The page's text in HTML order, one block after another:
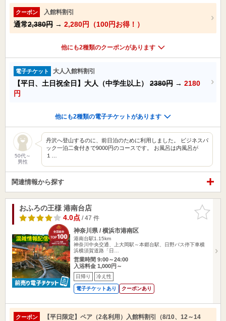
クーポン 入館料割引
通常2,380円 → 2,280円（100円お得！）
他にも2種類のクーポンがあります
電子チケット 大人入館料割引
【平日、土日祝全日】大人（中学生以上） 2380円 → 2180
円
他にも2種類の電子チケットがあります
50代～
男性
丹沢へ登山するのに、前日泊のために利用しました。 ビジネスパ
ック一泊二食付きで9000円のコースです。 お風呂は内風呂が
１…
関連情報から探す
お気に入
りに追加
おふろの王様 港南台店
4.0点/ 47 件
神奈川県 / 横浜市港南区
港南台駅1.15km
神奈川中央交通、上大岡駅～本郷台駅、日野バス停下車横
浜横須賀道路「日…
営業時間 9:00～24:00
入浴料金 1,000円～
日帰り 冷え性
電子チケットあり クーポンあり
クーポン
【平日限定】ペア（2名利用）入館料割引（8/10、12～14